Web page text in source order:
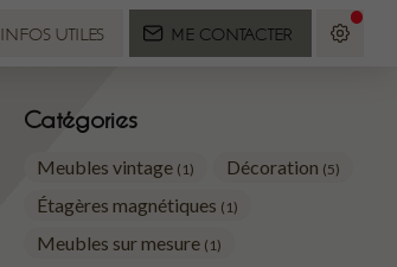
INFOS UTILES ME CONTACTER
Catégories
Meubles vintage (1) Décoration (5)
Étagères magnétiques (1)
Meubles sur mesure (1)